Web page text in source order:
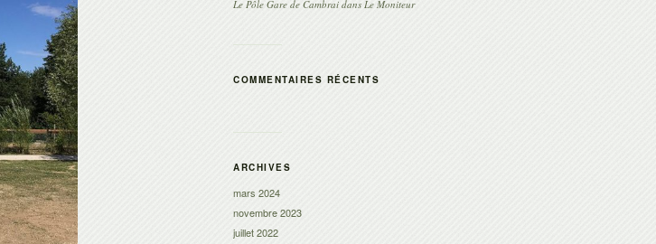
Le Pôle Gare de Cambrai dans Le Moniteur
COMMENTAIRES RÉCENTS
ARCHIVES
mars 2024
novembre 2023
juillet 2022